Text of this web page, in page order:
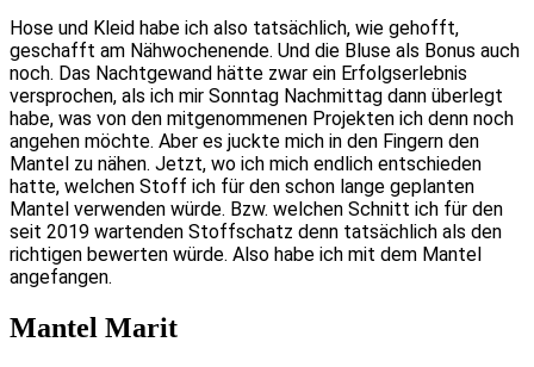
Hose und Kleid habe ich also tatsächlich, wie gehofft,
geschafft am Nähwochenende. Und die Bluse als Bonus auch
noch. Das Nachtgewand hätte zwar ein Erfolgserlebnis
versprochen, als ich mir Sonntag Nachmittag dann überlegt
habe, was von den mitgenommenen Projekten ich denn noch
angehen möchte. Aber es juckte mich in den Fingern den
Mantel zu nähen. Jetzt, wo ich mich endlich entschieden
hatte, welchen Stoff ich für den schon lange geplanten
Mantel verwenden würde. Bzw. welchen Schnitt ich für den
seit 2019 wartenden Stoffschatz denn tatsächlich als den
richtigen bewerten würde. Also habe ich mit dem Mantel
angefangen.
Mantel Marit